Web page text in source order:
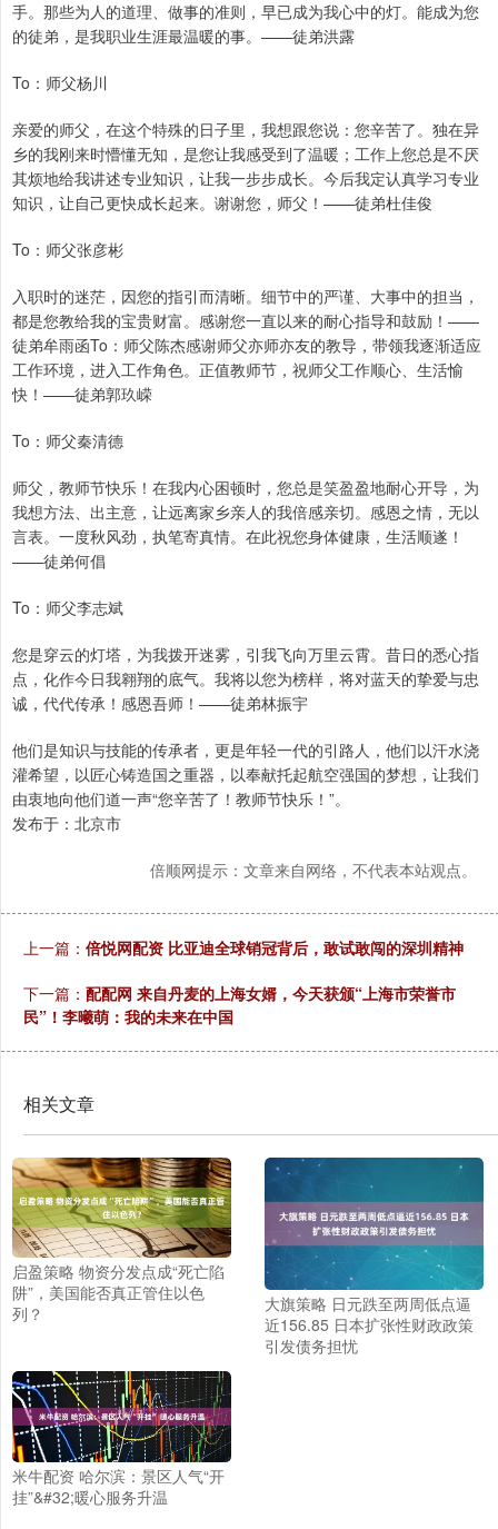
手。那些为人的道理、做事的准则，早已成为我心中的灯。能成为您
的徒弟，是我职业生涯最温暖的事。——徒弟洪露
To：师父杨川
亲爱的师父，在这个特殊的日子里，我想跟您说：您辛苦了。独在异
乡的我刚来时懵懂无知，是您让我感受到了温暖；工作上您总是不厌
其烦地给我讲述专业知识，让我一步步成长。今后我定认真学习专业
知识，让自己更快成长起来。谢谢您，师父！——徒弟杜佳俊
To：师父张彦彬
入职时的迷茫，因您的指引而清晰。细节中的严谨、大事中的担当，
都是您教给我的宝贵财富。感谢您一直以来的耐心指导和鼓励！——
徒弟牟雨函To：师父陈杰感谢师父亦师亦友的教导，带领我逐渐适应
工作环境，进入工作角色。正值教师节，祝师父工作顺心、生活愉
快！——徒弟郭玖嵘
To：师父秦清德
师父，教师节快乐！在我内心困顿时，您总是笑盈盈地耐心开导，为
我想方法、出主意，让远离家乡亲人的我倍感亲切。感恩之情，无以
言表。一度秋风劲，执笔寄真情。在此祝您身体健康，生活顺遂！
——徒弟何倡
To：师父李志斌
您是穿云的灯塔，为我拨开迷雾，引我飞向万里云霄。昔日的悉心指
点，化作今日我翱翔的底气。我将以您为榜样，将对蓝天的挚爱与忠
诚，代代传承！感恩吾师！——徒弟林振宇
他们是知识与技能的传承者，更是年轻一代的引路人，他们以汗水浇
灌希望，以匠心铸造国之重器，以奉献托起航空强国的梦想，让我们
由衷地向他们道一声“您辛苦了！教师节快乐！”。
发布于：北京市
倍顺网提示：文章来自网络，不代表本站观点。
上一篇： 倍悦网配资 比亚迪全球销冠背后，敢试敢闯的深圳精神
下一篇： 配配网 来自丹麦的上海女婿，今天获颁“上海市荣誉市
民”！李曦萌：我的未来在中国
相关文章
启盈策略 物资分发点成“死亡陷
阱”，美国能否真正管住以色
列？
大旗策略 日元跌至两周低点逼
近156.85 日本扩张性财政政策
引发债务担忧
米牛配资 哈尔滨：景区人气“开
挂”&#32;暖心服务升温